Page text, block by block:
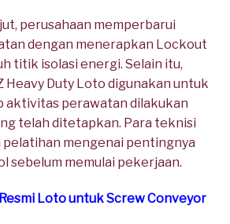
perusahaan memperbarui
dengan menerapkan Lockout
titik isolasi energi. Selain itu,
Heavy Duty Loto digunakan untuk
aktivitas perawatan dilakukan
telah ditetapkan. Para teknisi
pelatihan mengenai pentingnya
sebelum memulai pekerjaan.
Loto untuk Screw Conveyor